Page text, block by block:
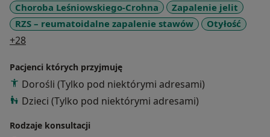
Moimi pacjentami są osoby z różnymi dolegliwościami
i chorobami, między innymi chorobami układu
pokarmowego, nieswoistymi zapaleniami jelit, układu
autoimmunologicznymi, autyzmem, ADHD itp. więcej
na https://foodenergy.pl/
Choroba Leśniowskiego-Crohna
Zapalenie jelit
RZS – reumatoidalne zapalenie stawów
Otyłość
+28a11y_sr_more_diseases
Pacjenci których przyjmuję
Dorośli (Tylko pod niektórymi adresami)
Dzieci (Tylko pod niektórymi adresami)
Rodzaje konsultacji